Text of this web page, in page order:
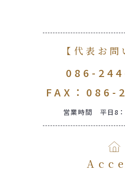
【代表お問
086-
FAX：086-
営業時間 平日8